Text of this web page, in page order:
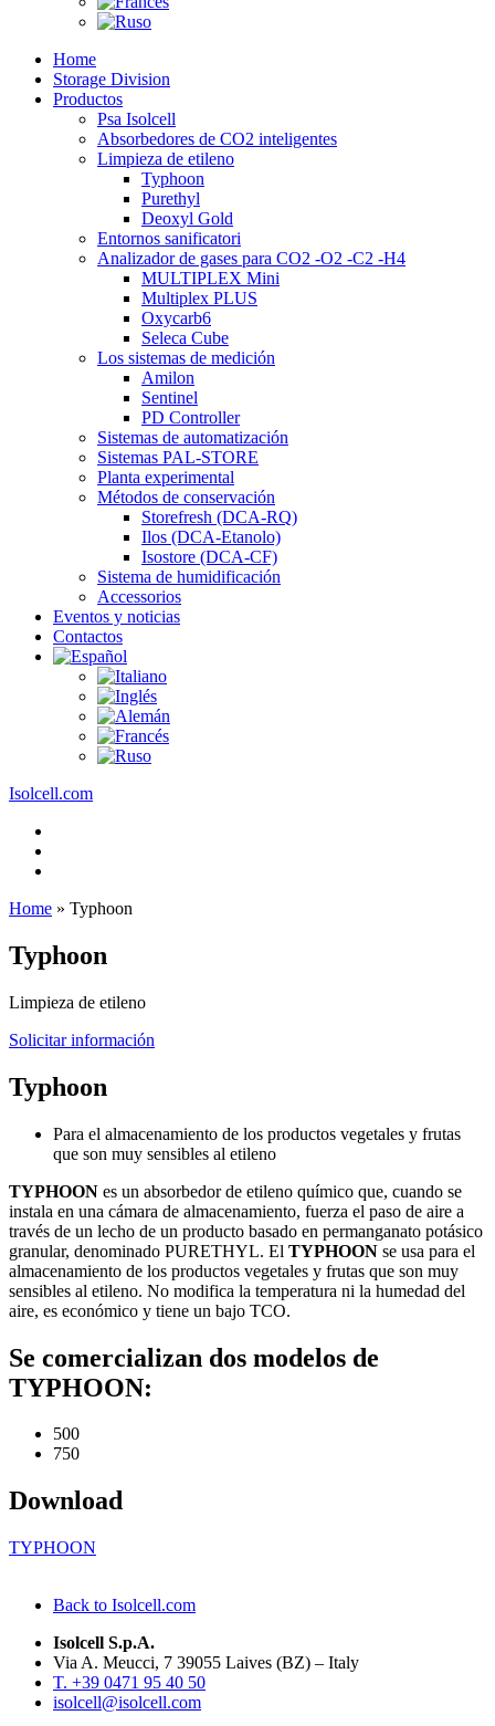
Home
Storage Division
Productos
Psa Isolcell
Absorbedores de CO2 inteligentes
Limpieza de etileno
Typhoon
Purethyl
Deoxyl Gold
Entornos sanificatori
Analizador de gases para CO2 -O2 -C2 -H4
MULTIPLEX Mini
Multiplex PLUS
Oxycarb6
Seleca Cube
Los sistemas de medición
Amilon
Sentinel
PD Controller
Sistemas de automatización
Sistemas PAL-STORE
Planta experimental
Métodos de conservación
Storefresh (DCA-RQ)
Ilos (DCA-Etanolo)
Isostore (DCA-CF)
Sistema de humidificación
Accessorios
Eventos y noticias
Contactos
Isolcell.com
Home » Typhoon
Typhoon
Limpieza de etileno
Solicitar información
Typhoon
Para el almacenamiento de los productos vegetales y frutas
que son muy sensibles al etileno
TYPHOON es un absorbedor de etileno químico que, cuando se
instala en una cámara de almacenamiento, fuerza el paso de aire a
través de un lecho de un producto basado en permanganato potásico
granular, denominado PURETHYL. El TYPHOON se usa para el
almacenamiento de los productos vegetales y frutas que son muy
sensibles al etileno. No modifica la temperatura ni la humedad del
aire, es económico y tiene un bajo TCO.
Se comercializan dos modelos de
TYPHOON:
500
750
Download
TYPHOON
Back to Isolcell.com
Isolcell S.p.A.
Via A. Meucci, 7 39055 Laives (BZ) – Italy
T. +39 0471 95 40 50
isolcell@isolcell.com